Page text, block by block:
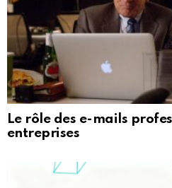
Le rôle des e-mails
entreprises